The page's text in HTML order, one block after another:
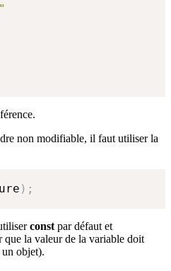
non modifiable, il faut utiliser la
) ;
const par défaut et
que la valeur de la variable doit
objet).